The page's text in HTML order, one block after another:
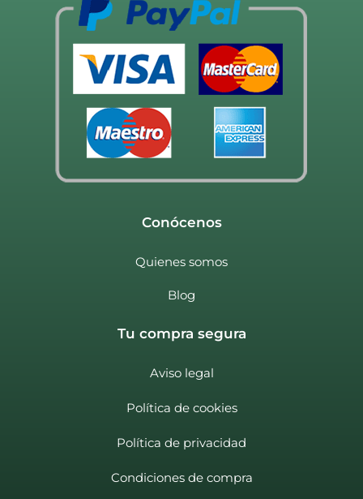
Conócenos
Quienes somos
Blog
Tu compra segura
Aviso legal
Política de cookies
Política de privacidad
Condiciones de compra